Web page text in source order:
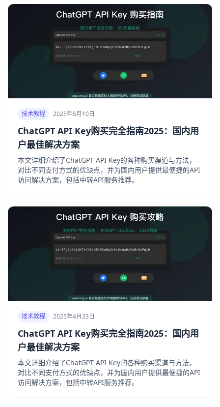
技术教程 2025年5月10日
ChatGPT API Key购买完全指南2025：国内用
户最佳解决方案
本文详细介绍了ChatGPT API Key的各种购买渠道与方法，
对比不同支付方式的优缺点，并为国内用户提供最便捷的API
访问解决方案，包括中转API服务推荐。
技术教程 2025年4月23日
ChatGPT API Key购买完全指南2025：国内用
户最佳解决方案
本文详细介绍了ChatGPT API Key的各种购买渠道与方法，
对比不同支付方式的优缺点，并为国内用户提供最便捷的API
访问解决方案，包括中转API服务推荐。